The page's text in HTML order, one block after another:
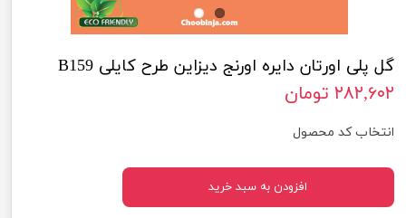
گل پلی اورتان دایره اورنج دیزاین طرح کایلی B159
۲۸۲,۶۰۲ تومان
انتخاب کد محصول
افزودن به سبد خرید